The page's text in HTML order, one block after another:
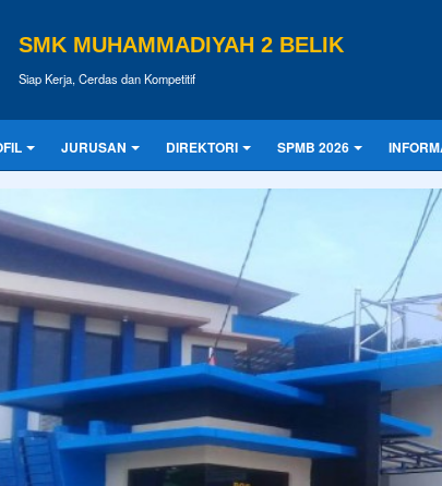
SMK MUHAMMADIYAH 2 BELIK
Siap Kerja, Cerdas dan Kompetitif
JURUSAN DIREKTORI SPMB 2026